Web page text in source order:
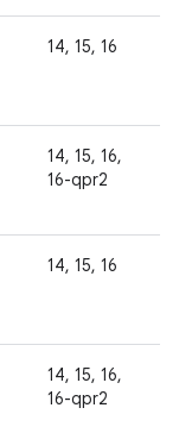
14, 15, 16
14, 15, 16,
16-qpr2
14, 15, 16
14, 15, 16,
16-qpr2